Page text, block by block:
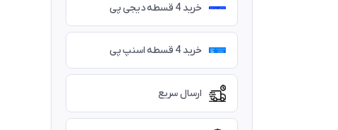
خرید 4 قسطه دیجی پی
خرید 4 قسطه اسنپ پی
ارسال سریع